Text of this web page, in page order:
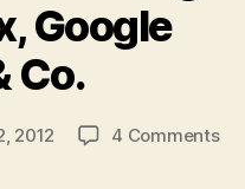
Google
Co.
2012 4 Commentson